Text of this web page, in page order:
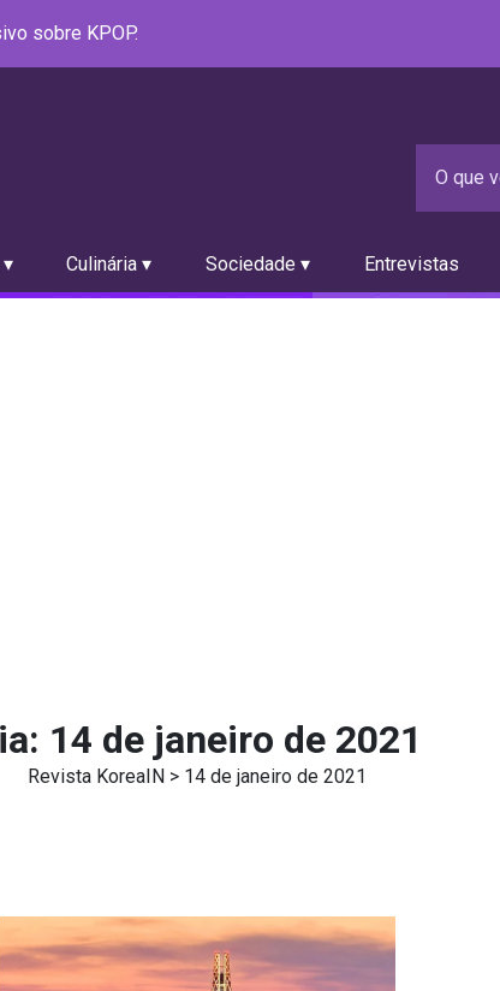
sobre KPOP.
Culinária ▾ Sociedade ▾ Entrevistas
14 de janeiro de 2021
Revista KoreaIN > 14 de janeiro de 2021